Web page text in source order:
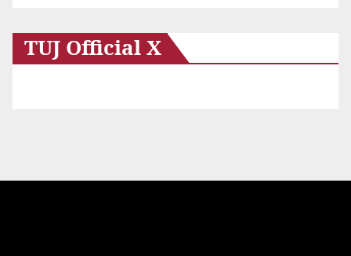
TUJ Official X